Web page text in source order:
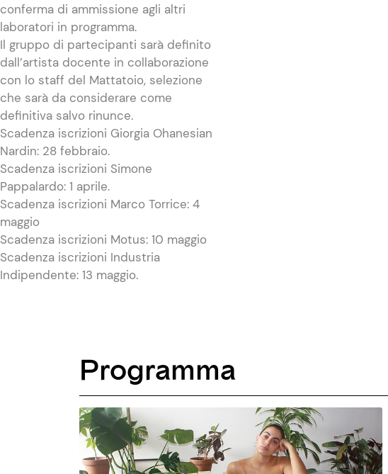
conferma di ammissione agli altri
laboratori in programma.
Il gruppo di partecipanti sarà definito
dall’artista docente in collaborazione
con lo staff del Mattatoio, selezione
che sarà da considerare come
definitiva salvo rinunce.
Scadenza iscrizioni Giorgia Ohanesian
Nardin: 28 febbraio.
Scadenza iscrizioni Simone
Pappalardo: 1 aprile.
Scadenza iscrizioni Marco Torrice: 4
maggio
Scadenza iscrizioni Motus: 10 maggio
Scadenza iscrizioni Industria
Indipendente: 13 maggio.
Programma